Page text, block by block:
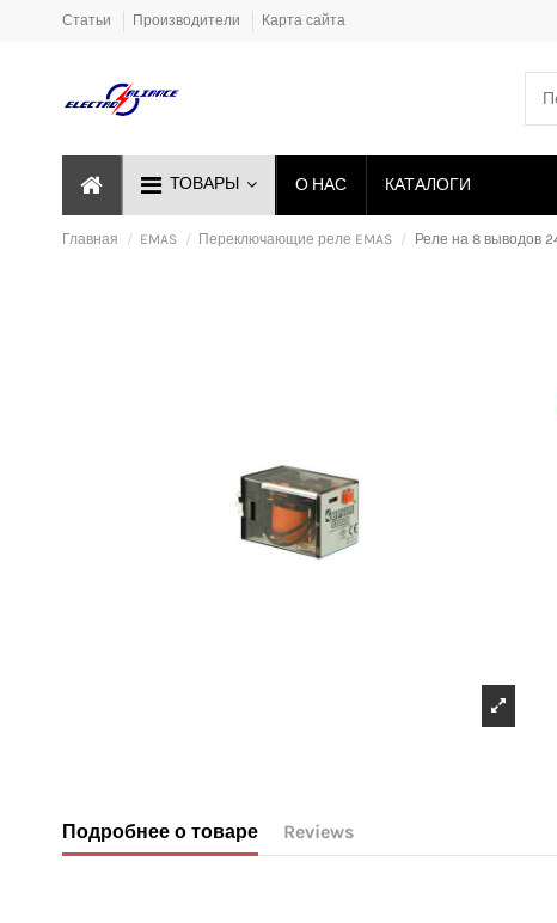
Статьи Производители Карта сайта
ТОВАРЫ О НАС КАТАЛОГИ
Главная EMAS Переключающие реле EMAS Реле на 8 выводов
Подробнее о товаре Reviews